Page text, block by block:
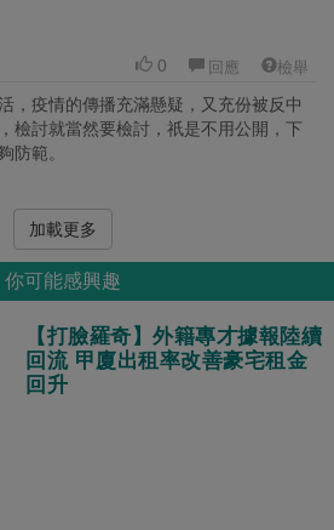
0 回應 檢舉
，疫情的傳播充滿懸疑，又充份被反中
檢討就當然要檢討，祇是不用公開，下
防範。
加載更多
你可能感興趣
【打臉羅奇】外籍專才據報陸續
回流 甲廈出租率改善豪宅租金
回升